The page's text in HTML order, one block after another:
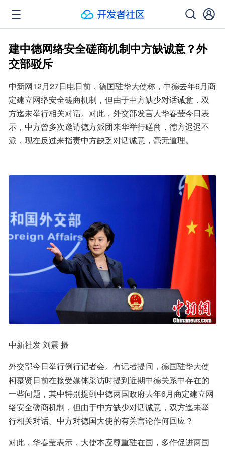
建中德网络安全磋商机制中方缺诚意？外
交部驳斥
中新网12月27日电日前，德国驻华大使称，中德去年6月商
定建立网络安全磋商机制，但由于中方缺少对话诚意，双
方迄未举行相关对话。对此，外交部发言人华春莹今日表
示，中方曾多次邀请德方派团来华举行磋商，德方迟迟不
派，现在反过来指责中方缺乏对话诚意，毫无道理。
中新社发 刘震 摄
外交部今日举行例行记者会。有记者提问，德国驻华大使
柯慕贤日前在接受媒体采访时提到近期中德关系中存在的
一些问题，其中特别提到中德两国政府去年6月商定建立网
络安全磋商机制，但由于中方缺少对话诚意，双方迄未举
行相关对话。中方对德国大使的有关言论作何回应？
对此，华春莹表示，大使本应尊重驻在国，多作促进两国